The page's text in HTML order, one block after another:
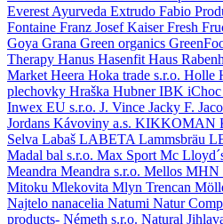
Everest Ayurveda Extrudo Fabio
Fontaine Franz Josef KaiserFresh
Goya Grana Green organics
Therapy Hanus Hasenfit Haus
Market Heera Hoka trade s.r.o. Holle
plechovky Hraška HubnerIBK iChoc
Inwex EU s.r.o. J. Vince Jacky F.
Jordans Kávoviny a.s. KIKKOMAN
Selva Labaš LABETA Lammsbräu
Madal bal s.r.o. Max Sport Mc
Meandra Meandra s.r.o. Mellos MHN
Mitoku Mlekovita Mlyn Trencan
Najtelo nanacelia Natumi Natur
products- Németh s.r.o. Natural